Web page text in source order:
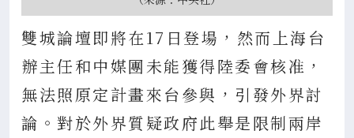
雙城論壇即將在17日登場，然而上海台
辦主任和中媒團未能獲得陸委會核准，
無法照原定計畫來台參與，引發外界討
論。對於外界質疑政府此舉是限制兩岸